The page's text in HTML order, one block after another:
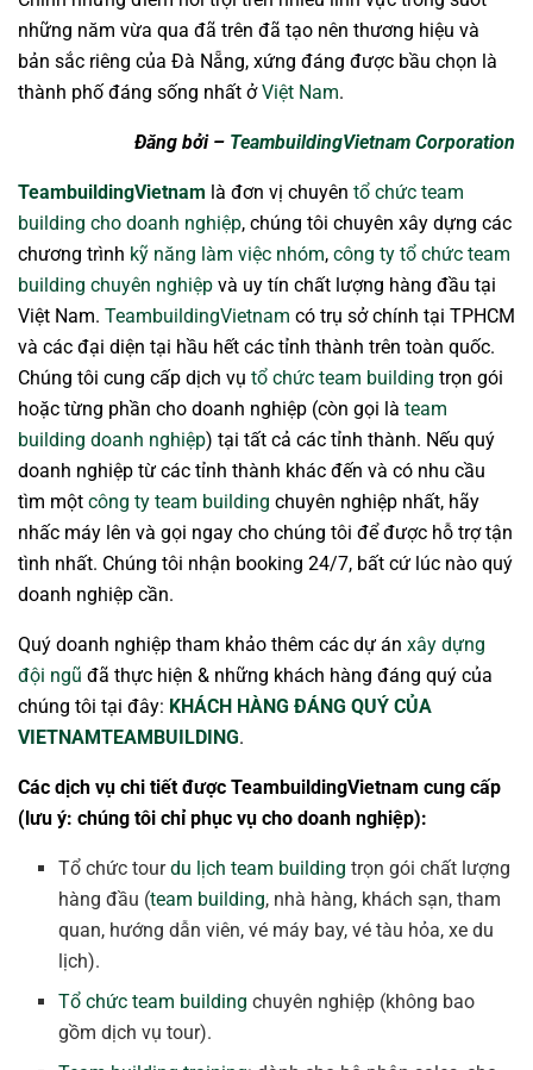
những năm vừa qua đã trên đã tạo nên thương hiệu và
bản sắc riêng của Đà Nẵng, xứng đáng được bầu chọn là
thành phố đáng sống nhất ởViệt Nam.
Đăng bởi – TeambuildingVietnam Corporation
TeambuildingVietnam là đơn vị chuyên tổ chức team
building cho doanh nghiệp, chúng tôi chuyên xây dựng các
chương trình kỹ năng làm việc nhóm, công ty tổ chức team
building chuyên nghiệp và uy tín chất lượng hàng đầu tại
Việt Nam. TeambuildingVietnam có trụ sở chính tại TPHCM
và các đại diện tại hầu hết các tỉnh thành trên toàn quốc.
Chúng tôi cung cấp dịch vụ tổ chức team building trọn gói
hoặc từng phần cho doanh nghiệp (còn gọi là team
building doanh nghiệp) tại tất cả các tỉnh thành. Nếu quý
doanh nghiệp từ các tỉnh thành khác đến và có nhu cầu
tìm một công ty team building chuyên nghiệp nhất, hãy
nhấc máy lên và gọi ngay cho chúng tôi để được hỗ trợ tận
tình nhất. Chúng tôi nhận booking 24/7, bất cứ lúc nào quý
doanh nghiệp cần.
Quý doanh nghiệp tham khảo thêm các dự án xây dựng
đội ngũ đã thực hiện & những khách hàng đáng quý của
chúng tôi tại đây: KHÁCH HÀNG ĐÁNG QUÝ CỦA
VIETNAMTEAMBUILDING.
Các dịch vụ chi tiết được TeambuildingVietnam cung cấp
(lưu ý: chúng tôi chỉ phục vụ cho doanh nghiệp):
Tổ chức tourdu lịch team building trọn gói chất lượng
hàng đầu (team building, nhà hàng, khách sạn, tham
quan, hướng dẫn viên, vé máy bay, vé tàu hỏa, xe du
lịch).
Tổ chức team building chuyên nghiệp (không bao
gồm dịch vụ tour).